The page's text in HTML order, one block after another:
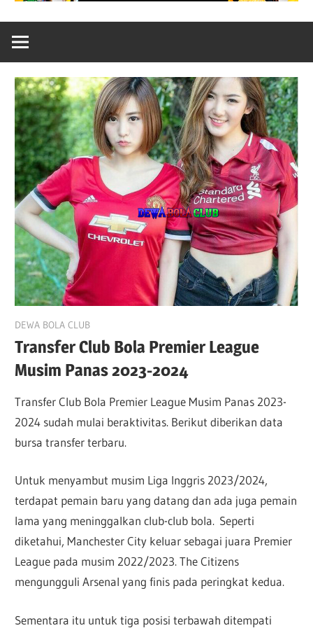
July 21, 2023
DEWA BOLA CLUB
Transfer Club Bola Premier League
Musim Panas 2023-2024
Transfer Club Bola Premier League Musim Panas 2023-
2024 sudah mulai beraktivitas. Berikut diberikan data
bursa transfer terbaru.
Untuk menyambut musim Liga Inggris 2023/2024,
terdapat pemain baru yang datang dan ada juga pemain
lama yang meninggalkan club-club bola. Seperti
diketahui, Manchester City keluar sebagai juara Premier
League pada musim 2022/2023. The Citizens
mengungguli Arsenal yang finis pada peringkat kedua.
Sementara itu untuk tiga posisi terbawah ditempati